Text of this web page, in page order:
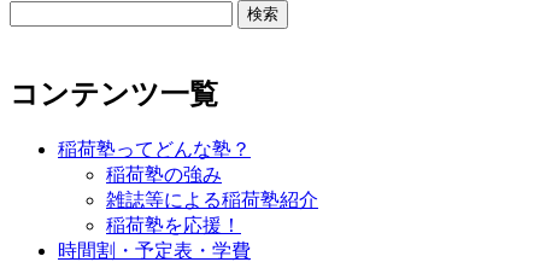
コンテンツ一覧
稲荷塾ってどんな塾？
稲荷塾の強み
雑誌等による稲荷塾紹介
稲荷塾を応援！
時間割・予定表・学費